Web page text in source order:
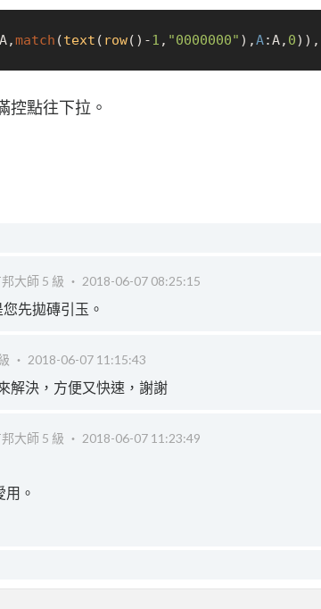
match (text ( row()-1 , "0000000" ),A:A, 0)),
控點往下拉。
大師 5 級 ‧ 2018-06-07 08:25:15
先拋磚引玉。
‧ 2018-06-07 11:15:43
解決，方便又快速，謝謝
大師 5 級 ‧ 2018-06-07 11:23:49
用。